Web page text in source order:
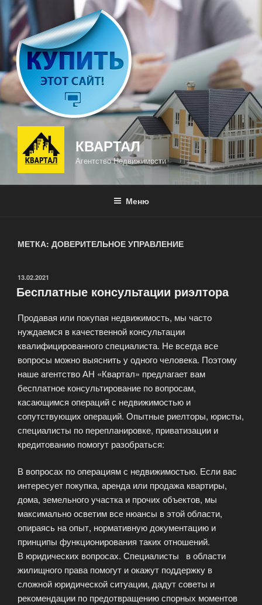
Перейти
содержимому
КВАРТАЛ
Агентство Недвижимости
Меню
МЕТКА: ДОВЕРИТЕЛЬНОЕ УПРАВЛЕНИЕ
ОПУБЛИКОВАНО
13.02.2021
Бесплатные консультации риэлтора
Продавая или покупая недвижимость, мы часто
нуждаемся в качественной консультации
квалифицированного специалиста. Не всегда все
вопросы можно выяснить у одного человека. Поэтому
наше агентство АН «Квартал» предлагает вам
бесплатное консультирование по вопросам,
касающимся операций с недвижимостью и
сопутствующих операций. Опытные риелторы, юристы,
специалисты по перепланировке, приватизации и
кредитованию помогут разобраться:
В вопросах по операциям с недвижимостью. Если вас
интересует покупка, аренда или продажа квартиры,
дома, земельного участка и прочих объектов, мы
максимально осветим все нюансы в этой области,
опираясь на опыт, нормативную документацию и
принципы функционирования таких отношений.
В юридических вопросах. Специалисты в области
жилищного права помогут и окажут поддержку в
сложной юридической ситуации, дадут советы и
рекомендации по предотвращению спорных моментов